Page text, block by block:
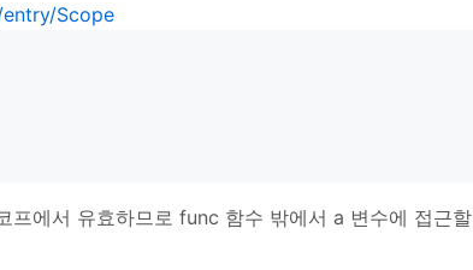
Scope
프에서 유효하므로 func 함수 밖에서 a 변수에 접근할